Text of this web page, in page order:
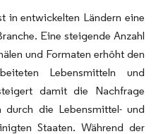
in entwickelten Ländern eine
Eine steigende Anzahl
und Formaten erhöht den
Lebensmitteln und
damit die Nachfrage
durch die Lebensmittel- und
Staaten. Während der